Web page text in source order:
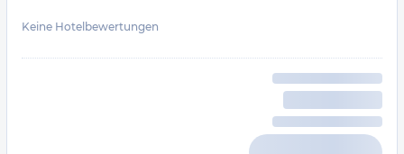
Keine Hotelbewertungen